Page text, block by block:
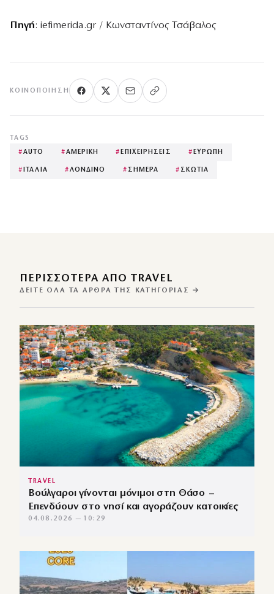
Πηγή: iefimerida.gr / Κωνσταντίνος Τσάβαλος
ΚΟΙΝΟΠΟΊΗΣΗ
TAGS
#AUTO #ΑΜΕΡΙΚΗ #ΕΠΙΧΕΙΡΗΣΕΙΣ #ΕΥΡΩΠΗ
#ΙΤΑΛΙΑ #ΛΟΝΔΙΝΟ # ΣΗΜΕΡΑ # ΣΚΩΤΙΑ
ΠΕΡΙΣΣΌΤΕΡΑ ΑΠΌ TRAVEL
ΔΕΊΤΕ ΌΛΑ ΤΑ ΆΡΘΡΑ ΤΗΣ ΚΑΤΗΓΟΡΊΑΣ →
TRAVEL
Βούλγαροι γίνονται μόνιμοι στη Θάσο –
Επενδύουν στο νησί και αγοράζουν κατοικίες
04.08.2026 — 10:29